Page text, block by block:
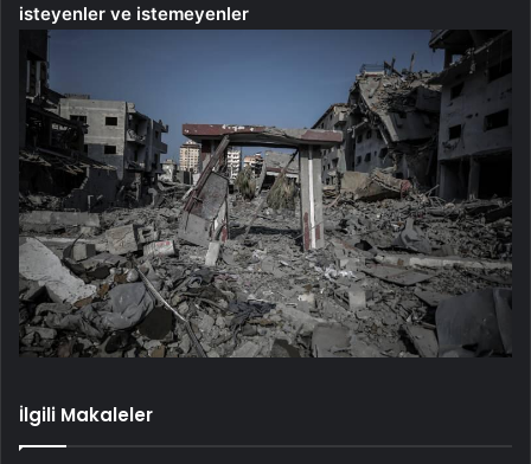
isteyenler ve istemeyenler
İlgili Makaleler